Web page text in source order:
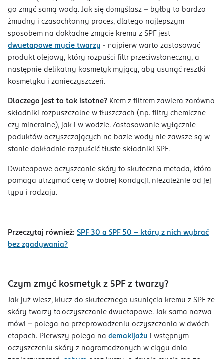
go zmyć samą wodą. Jak się domyślasz - byłby to bardzo
żmudny i czasochłonny proces, dlatego najlepszym
sposobem na dokładne zmycie kremu z SPF jest
dwuetapowe mycie twarzy - najpierw warto zastosować
produkt olejowy, który rozpuści filtr przeciwsłoneczny, a
następnie delikatny kosmetyk myjący, aby usunąć resztki
kosmetyku i zanieczyszczeń.
Dlaczego jest to tak istotne? Krem z filtrem zawiera zarówno
składniki rozpuszczalne w tłuszczach (np. filtry chemiczne
czy mineralne), jak i w wodzie. Zastosowanie wyłącznie
poduktów oczyszczających na bazie wody nie zawsze są w
stanie dokładnie rozpuścić tłuste składniki SPF.
Dwuteapowe oczyszcanie skóry to skuteczna metoda, która
pomaga utrzymać cerę w dobrej kondycji, niezależnie od jej
typu i rodzaju.
Przeczytaj również: SPF 30 a SPF 50 – który z nich wybrać
bez zgadywania?
Czym zmyć kosmetyk z SPF z twarzy?
Jak już wiesz, klucz do skutecznego usunięcia kremu z SPF ze
skóry twarzy to oczyszczanie dwuetapowe. Jak sama nazwa
mówi - polega na przeprowadzeniu oczyszczania w dwóch
etapach. Pierwszy polega na demakijażu i wstępnym
oczyszczeniu skóry z nagromadzonych w ciągu dnia